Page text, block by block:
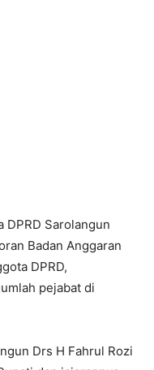
DPRD Sarolangun
Badan Anggaran
DPRD,
pejabat di
Drs H Fahrul Rozi